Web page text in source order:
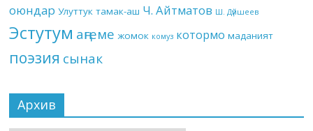
оюндар Улуттук тамак-аш Ч. Айтматов Ш. Дүйшеев
Эстутум аңгеме жомок комуз котормо маданият
поэзия сынак
Архив